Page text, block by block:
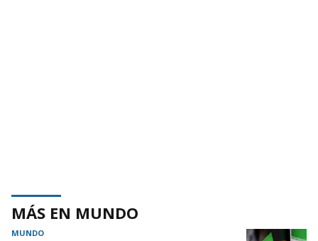
MÁS EN MUNDO
MUNDO